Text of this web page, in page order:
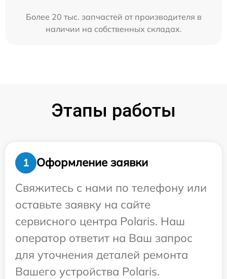
Более 20 тыс. запчастей от производителя в
наличии на собственных складах.
Этапы работы
1
Оформление заявки
Свяжитесь с нами по телефону или
оставьте заявку на сайте
сервисного центра Polaris. Наш
оператор ответит на Ваш запрос
для уточнения деталей ремонта
Вашего устройства Polaris.